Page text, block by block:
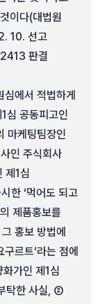
이다(대법원
10. 선고
판결
에서 적법하게
심 공동피고인
마케팅팀장인
인 주식회사
제1심
한 ‘먹어도 되고
제품홍보를
홍보 방법에
르트‘라는 점에
가인 제1심
탁한 사실, ②